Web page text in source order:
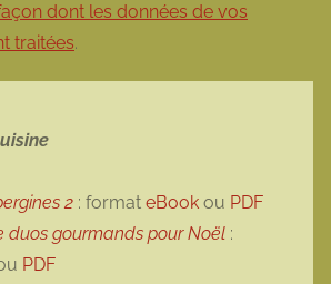
dont les données de vos
traitées.
2 : format eBook ou PDF
duos gourmands pour Noël :
PDF